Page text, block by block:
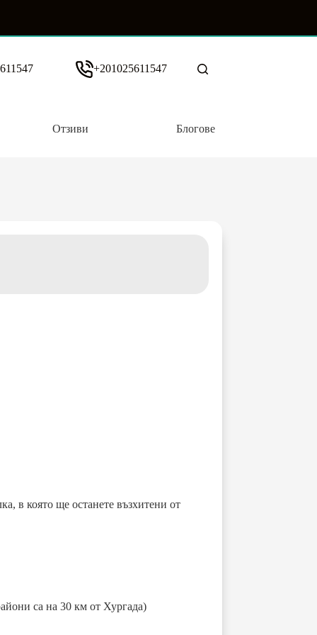
+201025611547
Отзиви Блогове
в която ще останете възхитени от
са на 30 км от Хургада)